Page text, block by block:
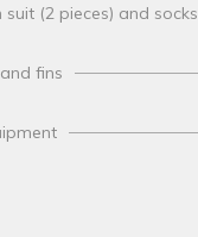
suit (2 pieces) and socks
fins